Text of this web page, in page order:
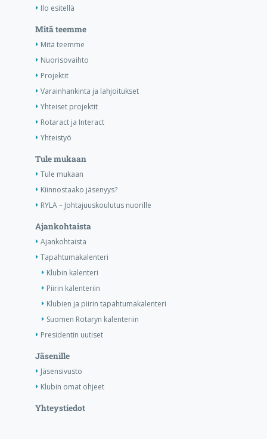
Ilo esitellä
Mitä teemme
Mitä teemme
Nuorisovaihto
Projektit
Varainhankinta ja lahjoitukset
Yhteiset projektit
Rotaract ja Interact
Yhteistyö
Tule mukaan
Tule mukaan
Kiinnostaako jäsenyys?
RYLA – Johtajuuskoulutus nuorille
Ajankohtaista
Ajankohtaista
Tapahtumakalenteri
Klubin kalenteri
Piirin kalenteriin
Klubien ja piirin tapahtumakalenteri
Suomen Rotaryn kalenteriin
Presidentin uutiset
Jäsenille
Jäsensivusto
Klubin omat ohjeet
Yhteystiedot